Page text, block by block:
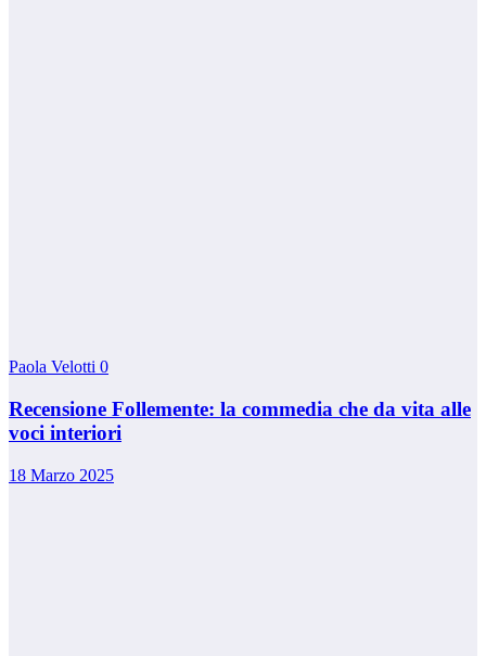
Paola Velotti 0
Recensione Follemente: la commedia che da vita alle
voci interiori
18 Marzo 2025